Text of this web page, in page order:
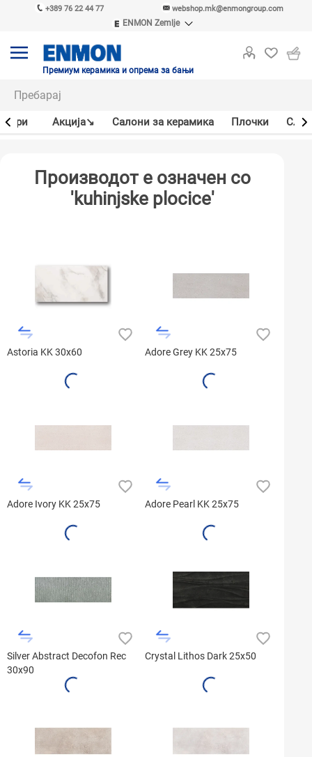
+389 76 22 44 77 webshop.mk@enmongroup.com
ENMON Zemlje
ENMON MKD
Премиум керамика и опрема за бањи
Акцијa↘ Салони за керамика Плочки
Производот е означен со
'kuhinjske plocice'
Astoria KK 30x60 Adore Grey KK 25x75
Adore Ivory KK 25x75 Adore Pearl KK 25x75
Silver Abstract Decofon Rec
30x90
Crystal Lithos Dark 25x50